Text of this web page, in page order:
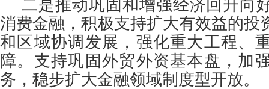
二是推动巩固和增强经济回升向
消费金融，积极支持扩大有效益的投
和区域协调发展，强化重大工程、
障。支持巩固外贸外资基本盘，加
务，稳步扩大金融领域制度型开放。